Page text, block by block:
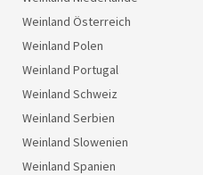
Weinland Österreich
Weinland Polen
Weinland Portugal
Weinland Schweiz
Weinland Serbien
Weinland Slowenien
Weinland Spanien